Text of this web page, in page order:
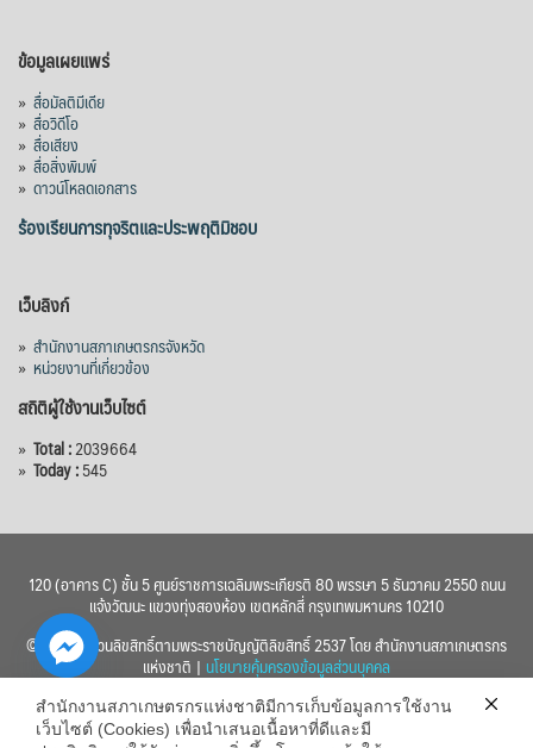
ข้อมูลเผยแพร่
» สื่อมัลติมีเดีย
» สื่อวิดีโอ
» สื่อเสียง
» สื่อสิ่งพิมพ์
» ดาวน์โหลดเอกสาร
ร้องเรียนการทุจริตและประพฤติมิชอบ
เว็บลิงก์
» สำนักงานสภาเกษตรกรจังหวัด
» หน่วยงานที่เกี่ยวข้อง
สถิติผู้ใช้งานเว็บไซต์
» Total :2039664
» Today :545
120 (อาคาร C) ชั้น 5 ศูนย์ราชการเฉลิมพระเกียรติ 80 พรรษา 5 ธันวาคม 2550 ถนน
แจ้งวัฒนะ แขวงทุ่งสองห้อง เขตหลักสี่ กรุงเทพมหานคร 10210
© 2560 สงวนลิขสิทธิ์ตามพระราชบัญญัติลิขสิทธิ์ 2537 โดย สำนักงานสภาเกษตรกร
แห่งชาติ | นโยบายคุ้มครองข้อมูลส่วนบุคคล
สำนักงานสภาเกษตรกรแห่งชาติมีการเก็บข้อมูลการใช้งาน
เว็บไซต์ (Cookies) เพื่อนำเสนอเนื้อหาที่ดีและมี